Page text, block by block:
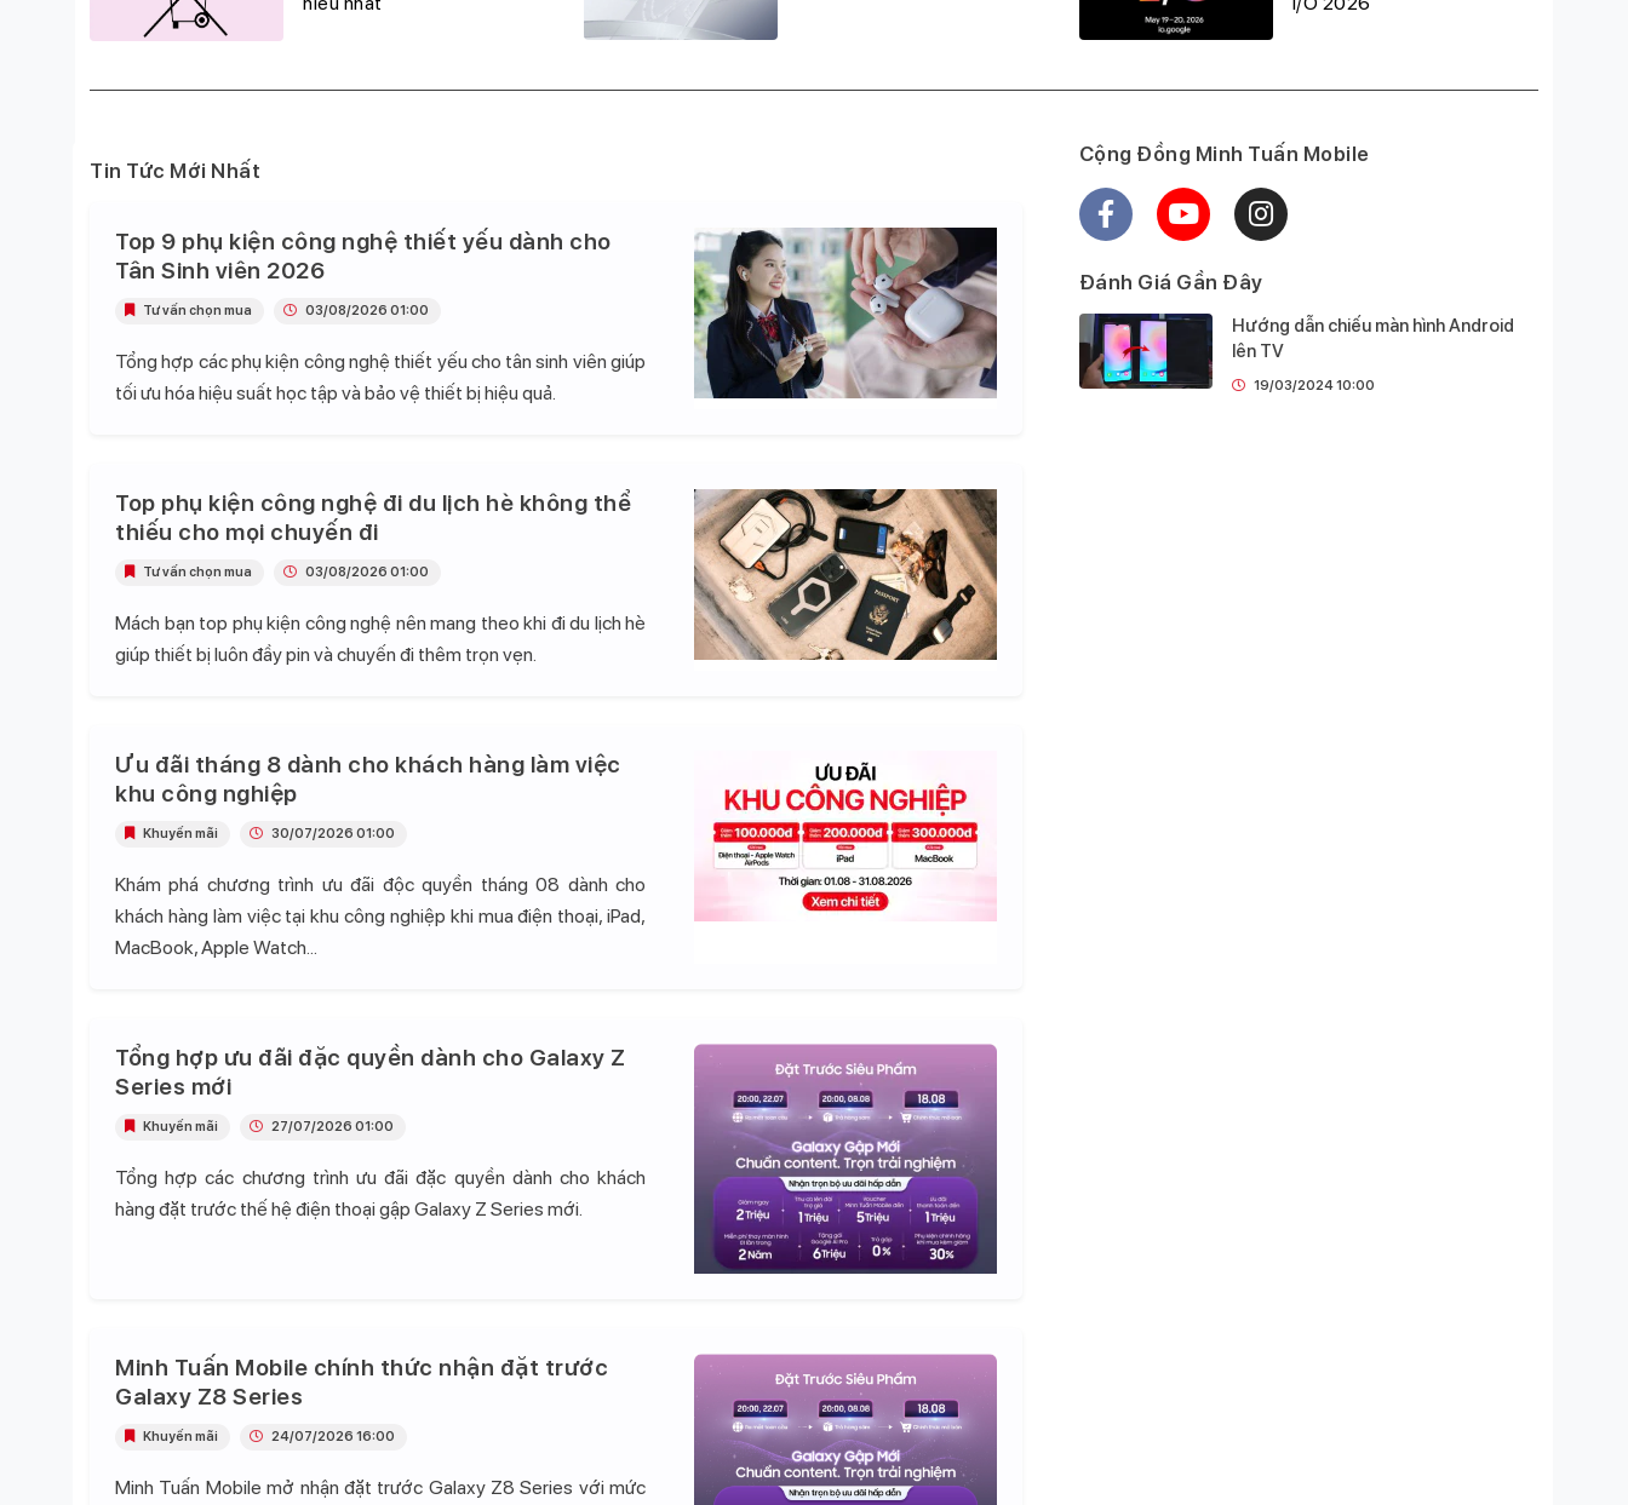
Tin Tức Mới Nhất
Top 9 phụ kiện công nghệ thiết yếu dành cho
Tân Sinh viên 2026
Tổng hợp các phụ kiện công nghệ thiết yếu cho tân sinh viên giúp
tối ưu hóa hiệu suất học tập và bảo vệ thiết bị hiệu quả.
Tư vấn chọn mua 03/08/2026 01:00
Top phụ kiện công nghệ đi du lịch hè không thể
thiếu cho mọi chuyến đi
Mách bạn top phụ kiện công nghệ nên mang theo khi đi du lịch hè
giúp thiết bị luôn đầy pin và chuyến đi thêm trọn vẹn.
Tư vấn chọn mua 03/08/2026 01:00
Ưu đãi tháng 8 dành cho khách hàng làm việc
khu công nghiệp
Khám phá chương trình ưu đãi độc quyền tháng 08 dành cho
khách hàng làm việc tại khu công nghiệp khi mua điện thoại, iPad,
MacBook, Apple Watch...
Khuyến mãi 30/07/2026 01:00
Tổng hợp ưu đãi đặc quyền dành cho Galaxy Z
Series mới
Tổng hợp các chương trình ưu đãi đặc quyền dành cho khách
hàng đặt trước thế hệ điện thoại gập Galaxy Z Series mới.
Khuyến mãi 27/07/2026 01:00
Minh Tuấn Mobile chính thức nhận đặt trước
Galaxy Z8 Series
Minh Tuấn Mobile mở nhận đặt trước Galaxy Z8 Series với mức
Khuyến mãi 24/07/2026 16:00
Cộng Đồng Minh Tuấn Mobile
Đánh Giá Gần Đây
19/03/2024 10:00
Hướng dẫn chiếu màn hình Android
lên TV